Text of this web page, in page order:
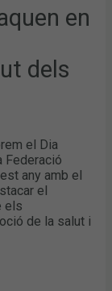
en
dels
el Dia
Federació
any amb el
el
els
de la salut i